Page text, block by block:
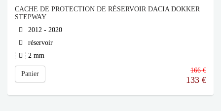
CACHE DE PROTECTION DE RÉSERVOIR DACIA DOKKER
STEPWAY
2012 - 2020
réservoir
2 mm
Panier 166 €
133 €